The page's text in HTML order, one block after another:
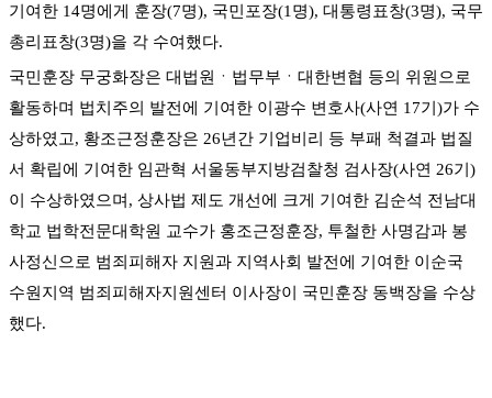
기여한 14명에게 훈장(7명), 국민포장(1 명), 대통령표창(3명), 국무
총리표창(3명)을 각 수여했다.
국민훈장 무궁화장은 대법원 ㆍ 법무부 ㆍ 대한변협 등의 위원으로
활동하며 법치주의 발전에 기여한 이광수 변호사(사연 17기)가 수
상하였고, 황조근정훈장은 26년간 기업비리 등 부패 척결과 법질
서 확립에 기여한 임관혁 서울동부지방검찰청 검사장(사연 26기)
이 수상하였으며, 상사법 제도 개선에 크게 기여한 김순석 전남대
학교 법학전문대학원 교수가 홍조근정훈장, 투철한 사명감과 봉
사정신으로 범죄피해자 지원과 지역사회 발전에 기여한 이순국
수원지역 범죄피해자지원센터 이사장이 국민훈장 동백장을 수상
했다.